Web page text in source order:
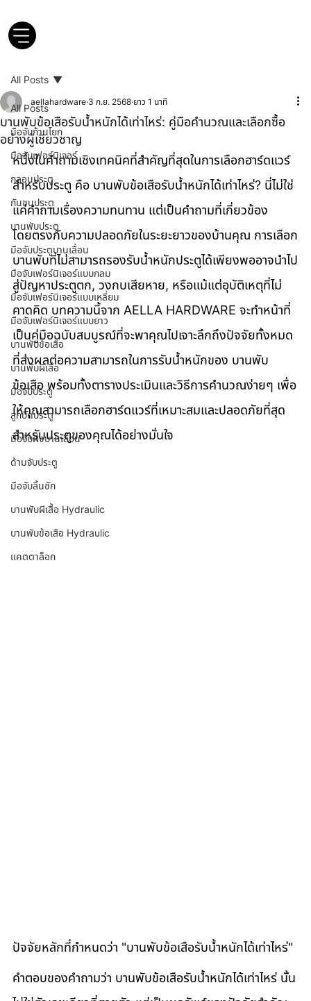
All Posts
มือจับก้านโยก
มือจับเฟอร์นิเจอร์
กลอนประตู
กันชนประตู
บานพับประตู
มือจับประตูบานเลื่อน
มือจับเฟอร์นิเจอร์แบบกลม
มือจับเฟอร์นิเจอร์แบบเหลี่ยม
มือจับเฟอร์นิเจอร์แบบยาว
บานพับข้อเสือ
บานพับผีเสื้อ
มือจับประตู
ลูกบิดประตู
มือจับฝังบานเลื่อน
ด้ามจับประตู
มือจับลิ้นชัก
บานพับผีเสื้อ Hydraulic
บานพับข้อเสือ Hydraulic
แคตตาล็อก
All Posts
บานพับข้อเสือรับน้ำหนักได้เท่าไหร่: คู่มือคำนวณและเลือกซื้อ
อย่างผู้เชี่ยวชาญ
aellahardware 3 ก.ย. 2568 ยาว 1 นาที
หนึ่งในคำถามเชิงเทคนิคที่สำคัญที่สุดในการเลือกฮาร์ดแวร์
สำหรับประตู คือ บานพับข้อเสือรับน้ำหนักได้เท่าไหร่? นี่ไม่ใช่
แค่คำถามเรื่องความทนทาน แต่เป็นคำถามที่เกี่ยวข้อง
โดยตรงกับความปลอดภัยในระยะยาวของบ้านคุณ การเลือก
บานพับที่ไม่สามารถรองรับน้ำหนักประตูได้เพียงพออาจนำไป
สู่ปัญหาประตูตก, วงกบเสียหาย, หรือแม้แต่อุบัติเหตุที่ไม่
คาดคิด บทความนี้จาก AELLA HARDWARE จะทำหน้าที่
เป็นคู่มือฉบับสมบูรณ์ที่จะพาคุณไปเจาะลึกถึงปัจจัยทั้งหมด
ที่ส่งผลต่อความสามารถในการรับน้ำหนักของ บานพับ
ข้อเสือ พร้อมทั้งตารางประเมินและวิธีการคำนวณง่ายๆ เพื่อ
ให้คุณสามารถเลือกฮาร์ดแวร์ที่เหมาะสมและปลอดภัยที่สุด
สำหรับประตูของคุณได้อย่างมั่นใจ
ปัจจัยหลักที่กำหนดว่า "บานพับข้อเสือรับน้ำหนักได้เท่าไหร่"
คำตอบของคำถามว่า บานพับข้อเสือรับน้ำหนักได้เท่าไหร่ นั้น